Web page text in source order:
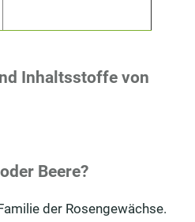
Inhaltsstoffe von
Beere?
der Rosengewächse.